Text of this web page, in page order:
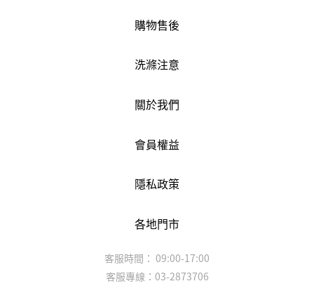
購物售後
洗滌注意
關於我們
會員權益
隱私政策
各地門市
客服時間： 09:00-17:00
客服專線：03-2873706